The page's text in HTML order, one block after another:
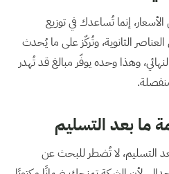
إنما تُساعدك في توزيع
الثانوية، وتُركّز على ما يُحدث
وهذا وحده يوفّر مبالغ قد تُهدر
ما بعد التسليم
التسليم، لا تُضطر للبحث عن